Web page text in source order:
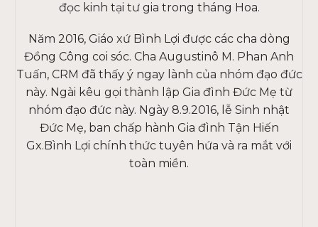
đọc kinh tại tư gia trong tháng Hoa.
Năm 2016, Giáo xứ Bình Lợi được các cha dòng
Đồng Công coi sóc. Cha Augustinô M. Phan Anh
Tuấn, CRM đã thấy ý ngay lành của nhóm đạo đức
này. Ngài kêu gọi thành lập Gia đình Đức Mẹ từ
nhóm đạo đức này. Ngày 8.9.2016, lễ Sinh nhật
Đức Mẹ, ban chấp hành Gia đình Tận Hiến
Gx.Bình Lợi chính thức tuyên hứa và ra mắt với
toàn miền.